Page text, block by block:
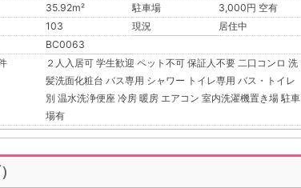
35.92m² 駐車場
3,000円 空有
103 現況
居住中
BC0063
２人入居可 学生歓迎 ペット不可 保証人不要 二口コンロ 洗
髪洗面化粧台 バス専用 シャワー トイレ専用 バス・トイレ
別 温水洗浄便座 冷房 暖房 エアコン 室内洗濯機置き場 駐車
場有